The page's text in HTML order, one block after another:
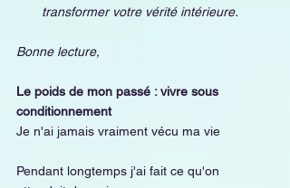
transformer votre vérité intérieure.
Bonne lecture,
Le poids de mon passé : vivre sous
conditionnement
Je n'ai jamais vraiment vécu ma vie
Pendant longtemps j'ai fait ce qu'on